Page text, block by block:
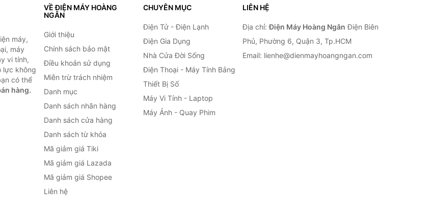
máy,
máy
vi tính,
lực không
có thể
hàng.
VỀ ĐIỆN MÁY HOÀNG
NGÂN
Giới thiệu
Chính sách bảo mật
Điều khoản sử dụng
Miễn trừ trách nhiệm
Danh mục
Danh sách nhãn hàng
Danh sách cửa hàng
Danh sách từ khóa
Mã giảm giá Tiki
Mã giảm giá Lazada
Mã giảm giá Shopee
Liên hệ
CHUYÊN MỤC
Điện Tử - Điện Lạnh
Điện Gia Dụng
Nhà Cửa Đời Sống
Điện Thoại - Máy Tính Bảng
Thiết Bị Số
Máy Vi Tính - Laptop
Máy Ảnh - Quay Phim
LIÊN HỆ
Địa chỉ:Điện Máy Hoàng Ngân Điện Biên
Phủ, Phường 6, Quận 3, Tp.HCM
Email: lienhe@dienmayhoangngan.com